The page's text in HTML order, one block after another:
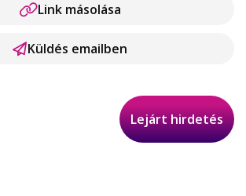
Link másolása
Küldés emailben
Lejárt hirdetés